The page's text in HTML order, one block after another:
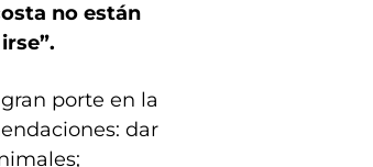
no están
porte en la
dar